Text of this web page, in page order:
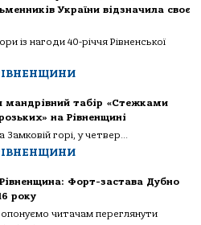
України відзначила своє
із нагоди 40-річчя Рівненської
мандрівний табір «Стежками
на Рівненщині
Замковій горі, у четвер...
Форт-застава Дубно
року
читачам переглянути